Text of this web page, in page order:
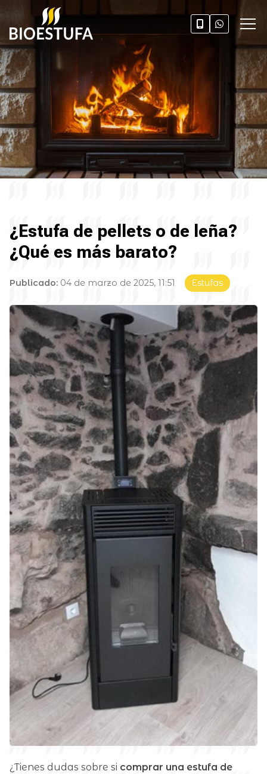
¿Estufa de pellets o de leña?
¿Qué es más barato?
Publicado: 04 de marzo de 2025, 11:51 Estufas
¿Tienes dudas sobre si comprar una estufa de